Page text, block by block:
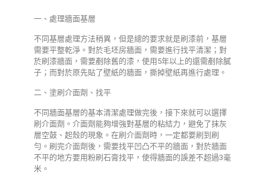
一、處理牆面基層
不同基層處理方法稍異，但是總的要求就是刷漆前，基層
需要平整乾淨。對於毛坯房牆面，需要進行找平清潔；對
於刷漆牆面，需要剷除舊的漆，使用5年以上的還需剷除膩
子；而對於原先貼了壁紙的牆面，撕掉壁紙再進行處理。
二、塗刷介面劑、找平
不同牆面基層的基本清潔處理做完後，接下來就可以選擇
刷介面劑。介面劑能夠增強對基層的粘結力，避免了抹灰
層空鼓、起殼的現象。在刷介面劑時，一定都要刷到刷
勻。刷完介面劑後，需要找平凹凸不平的牆面，對於牆面
不平的地方要用粉刷石膏找平，使得牆面的誤差不超過3毫
米。